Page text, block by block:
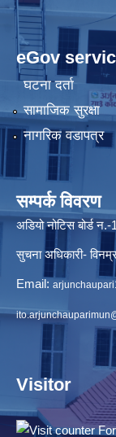
eGov
घटना दर्ता
सामाजिक सुरक्षा
नागरिक वडापत्र
सम्पर्क विवरण
अडियो नोटिस बोर्ड
सुचना अधिकारी-
Email:
Visitor